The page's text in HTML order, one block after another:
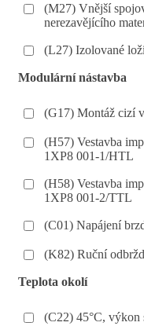
(M27) Vnější
nerezavějícího
(L27) Izolované
Modulární nástavba
(G17) Montáž cizí
(H57) Vestavba
1XP8 001-1/HTL
(H58) Vestavba
1XP8 001-2/TTL
(C01) Napájení
(K82) Ruční
Teplota okolí
(C22) 45°C, výkon